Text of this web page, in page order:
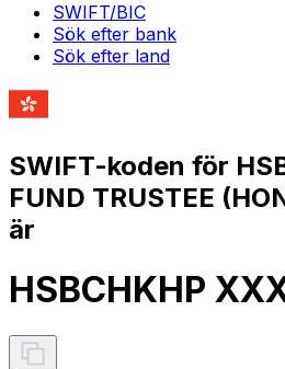
SWIFT/BIC
Sök efter bank
Sök efter land
SWIFT-koden för
FUND TRUSTEE
är
HSBCHKHP